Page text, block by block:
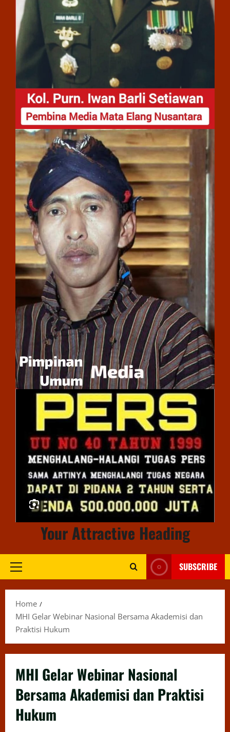
Your Attractive Heading
Primary
SUBSCRIBE
Home
MHI Gelar Webinar Nasional Bersama Akademisi dan
Praktisi Hukum
MHI Gelar Webinar Nasional
Bersama Akademisi dan Praktisi
Hukum